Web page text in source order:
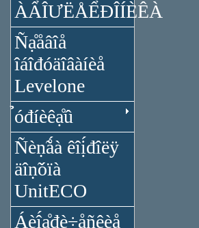
ÀẨÎƯËÅỂĐÎÍÈÊÀ
Ñạ̊åâîå
îáîđóäîâàíèå
Levelone
̉óđíèêạ̊û
Ñèṇ̃ǻà êîị́đîëÿ
äîṇ̃óïà
UnitECO
Áèî́ạ̊đè÷åñêèå